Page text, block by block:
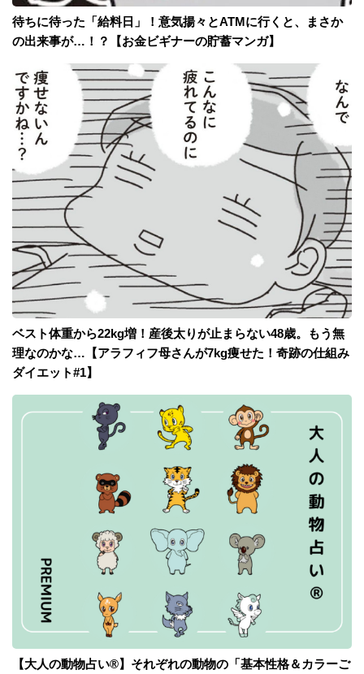
待ちに待った「給料日」！意気揚々とATMに行くと、まさか
の出来事が…！？【お金ビギナーの貯蓄マンガ】
ベスト体重から22kg増！産後太りが止まらない48歳。もう無
理なのかな…【アラフィフ母さんが7kg痩せた！奇跡の仕組み
ダイエット#1】
【大人の動物占い®】それぞれの動物の「基本性格＆カラーご